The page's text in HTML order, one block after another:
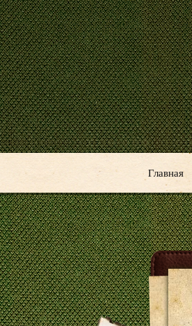
Главная